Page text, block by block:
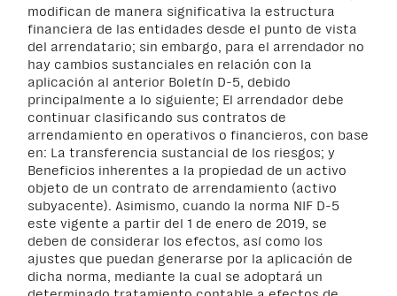
modifican de manera significativa la estructura
financiera de las entidades desde el punto de vista
del arrendatario; sin embargo, para el arrendador no
hay cambios sustanciales en relación con la
aplicación al anterior Boletín D-5, debido
principalmente a lo siguiente; El arrendador debe
continuar clasificando sus contratos de
arrendamiento en operativos o financieros, con base
en: La transferencia sustancial de los riesgos; y
Beneficios inherentes a la propiedad de un activo
objeto de un contrato de arrendamiento (activo
subyacente). Asimismo, cuando la norma NIF D-5
este vigente a partir del 1 de enero de 2019, se
deben de considerar los efectos, así como los
ajustes que puedan generarse por la aplicación de
dicha norma, mediante la cual se adoptará un